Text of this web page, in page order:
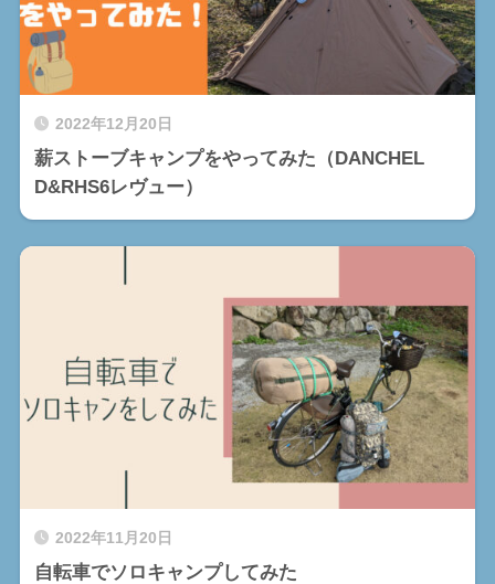
2022年12月20日
薪ストーブキャンプをやってみた（DANCHEL
D&RHS6レヴュー）
2022年11月20日
自転車でソロキャンプしてみた